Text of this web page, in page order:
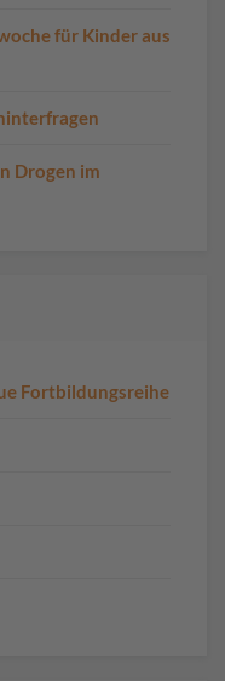
für Kinder aus
Drogen im
Fortbildungsreihe